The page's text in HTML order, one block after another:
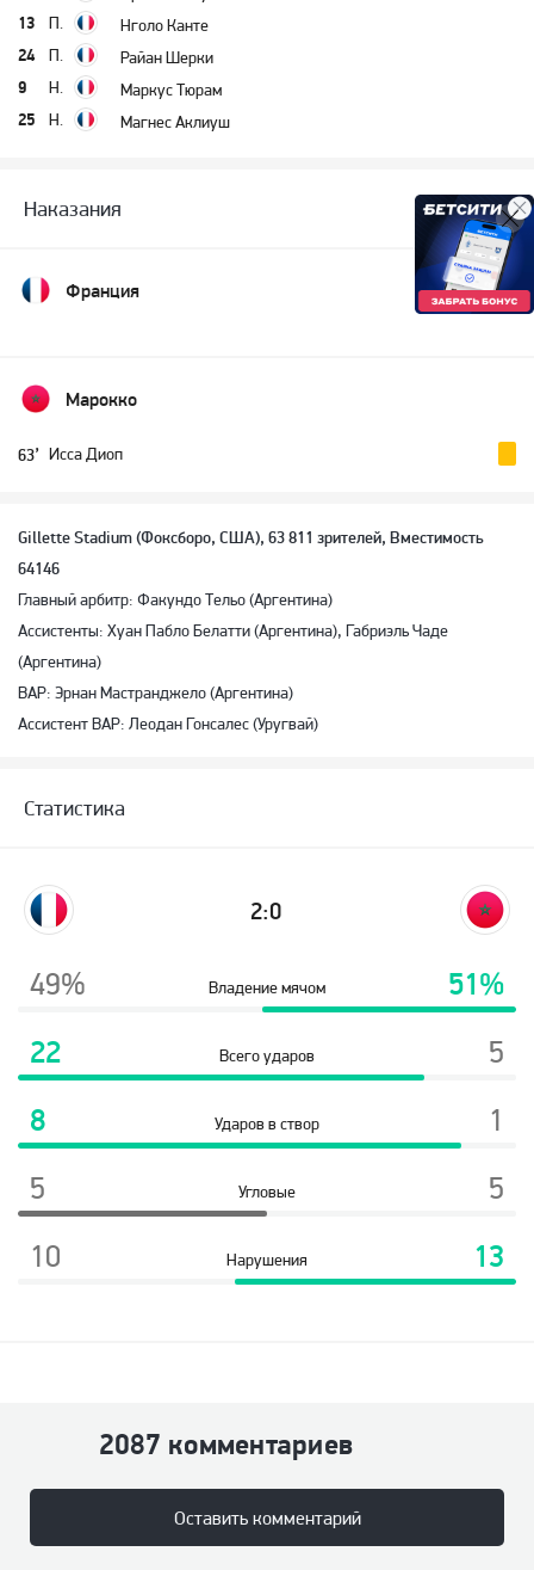
13 П. Нголо Канте
24 П. Райан Шерки
9 Н. Маркус Тюрам
25 Н. Магнес Аклиуш
Наказания
Франция
Марокко
63’ Исса Диоп
Gillette Stadium (Фоксборо, США), 63 811 зрителей, Вместимость
64146
Главный арбитр: Факундо Тельо (Аргентина)
Ассистенты: Хуан Пабло Белатти (Аргентина), Габриэль Чаде
(Аргентина)
ВАР: Эрнан Мастранджело (Аргентина)
Ассистент ВАР: Леодан Гонсалес (Уругвай)
Статистика
2:0
49% Владение мячом
51%
22
Всего ударов
5
8
Ударов в створ
1
5
Угловые
5
10
Нарушения 13
2087 комментариев
Оставить комментарий